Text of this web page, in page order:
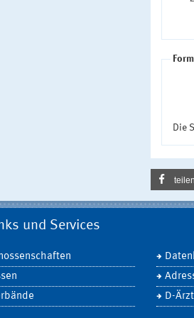
Die
und Services
D-